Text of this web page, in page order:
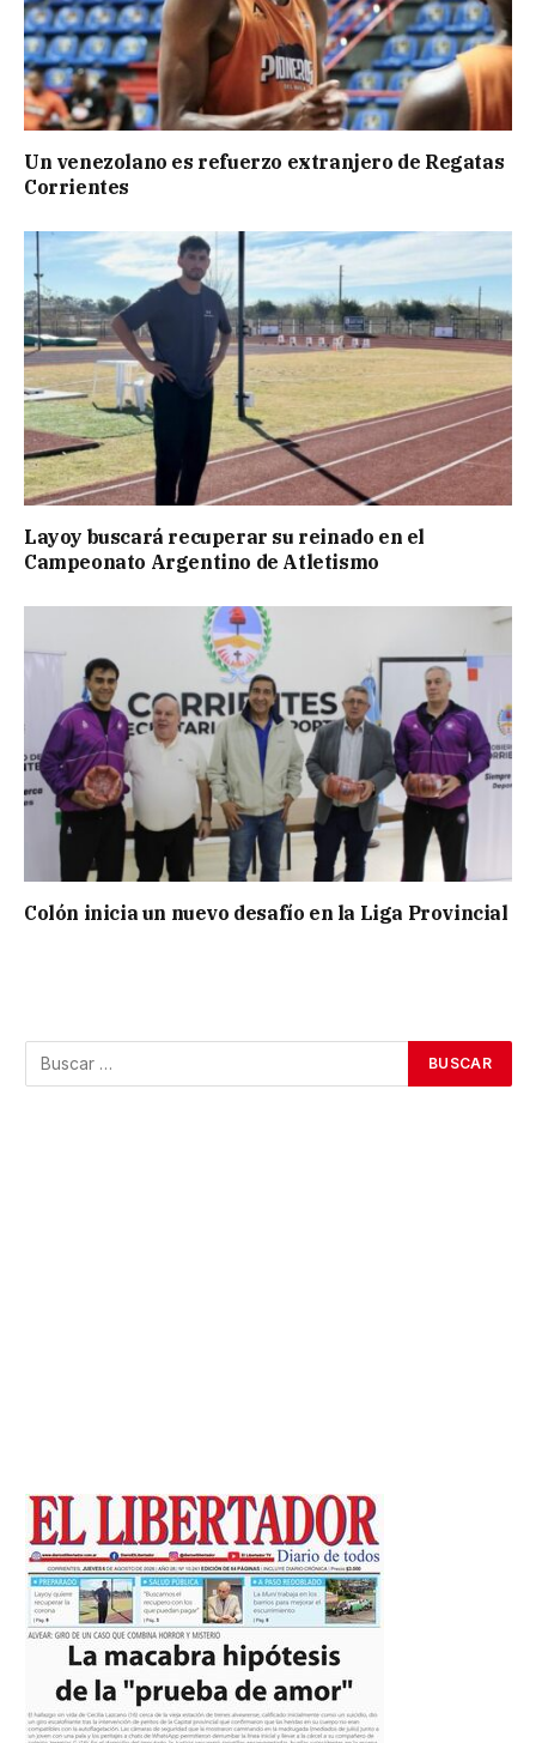
Un venezolano es refuerzo extranjero de Regatas
Corrientes
Layoy buscará recuperar su reinado en el
Campeonato Argentino de Atletismo
Colón inicia un nuevo desafío en la Liga Provincial